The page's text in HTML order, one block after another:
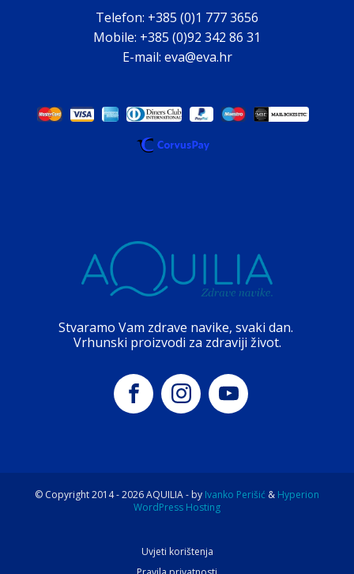
Telefon: +385 (0)1 777 3656
Mobile: +385 (0)92 342 86 31
E-mail: eva@eva.hr
Stvaramo Vam zdrave navike, svaki dan.
Vrhunski proizvodi za zdraviji život.
© Copyright 2014 -2026AQUILIA - by Ivanko Perišić & Hyperion
WordPress Hosting
Uvjeti korištenja